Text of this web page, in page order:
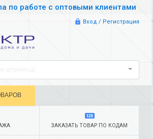
по работе с оптовыми клиентами
Вход / Регистрация
ЗАКАЗАТЬ ТОВАР ПО КОДАМ